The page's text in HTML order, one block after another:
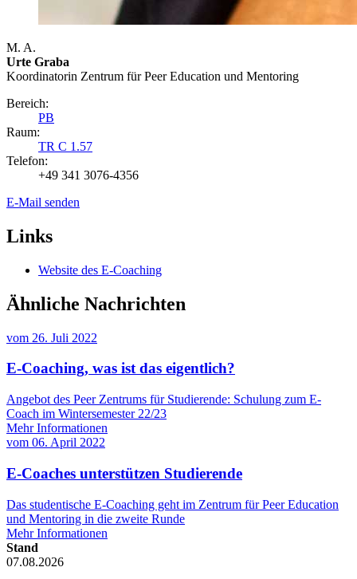
M. A.
Urte Graba
Koordinatorin Zentrum für Peer Education und Mentoring
Bereich:
PB
Raum:
TR C 1.57
Telefon:
+49 341 3076-4356
E-Mail senden
Links
Website des E-Coaching
Ähnliche Nachrichten
vom 26. Juli 2022
E-Coaching, was ist das eigentlich?
Angebot des Peer Zentrums für Studierende: Schulung zum E-
Coach im Wintersemester 22/23
Mehr Informationen
vom 06. April 2022
E-Coaches unterstützen Studierende
Das studentische E-Coaching geht im Zentrum für Peer Education
und Mentoring in die zweite Runde
Mehr Informationen
Stand
07.08.2026